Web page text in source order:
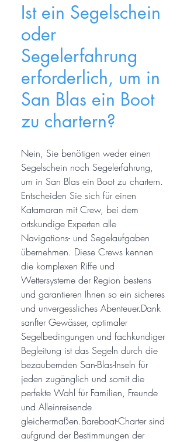
Ist ein Segelschein
oder
Segelerfahrung
erforderlich, um in
San Blas ein Boot
zu chartern?
Nein, Sie benötigen weder einen
Segelschein noch Segelerfahrung,
um in San Blas ein Boot zu chartern.
Entscheiden Sie sich für einen
Katamaran mit Crew, bei dem
ortskundige Experten alle
Navigations- und Segelaufgaben
übernehmen. Diese Crews kennen
die komplexen Riffe und
Wettersysteme der Region bestens
und garantieren Ihnen so ein sicheres
und unvergessliches Abenteuer.Dank
sanfter Gewässer, optimaler
Segelbedingungen und fachkundiger
Begleitung ist das Segeln durch die
bezaubernden San-Blas-Inseln für
jeden zugänglich und somit die
perfekte Wahl für Familien, Freunde
und Alleinreisende
gleichermaßen.Bareboat-Charter sind
aufgrund der Bestimmungen der